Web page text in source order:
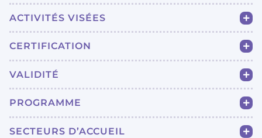
ACTIVITÉS VISÉES
CERTIFICATION
VALIDITÉ
PROGRAMME
SECTEURS D’ACCUEIL